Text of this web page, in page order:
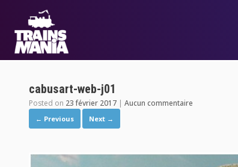
cabusart-web-j01
Posted on 23 février 2017| Aucun commentaire
← Previous Next →